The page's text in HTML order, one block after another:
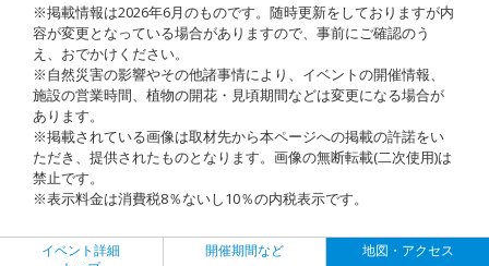
※掲載情報は2026年6月のものです。随時更新をしておりますが内
容が変更となっている場合がありますので、事前にご確認のう
え、おでかけください。
※自然災害の影響やその他諸事情により、イベントの開催情報、
施設の営業時間、植物の開花・見頃期間などは変更になる場合が
あります。
※掲載されている画像は取材先から本ページへの掲載の許諾をい
ただき、提供されたものとなります。画像の無断転載(二次使用)は
禁止です。
※表示料金は消費税8％ないし10％の内税表示です。
イベント詳細
開催期間など 地図・アクセス